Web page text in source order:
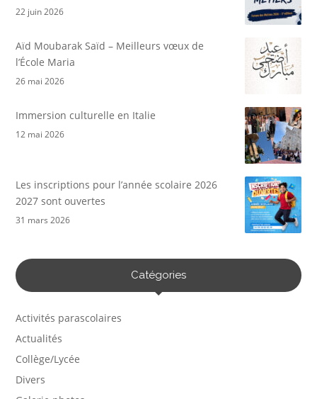
22 juin 2026
Aïd Moubarak Saïd – Meilleurs vœux de
l’École Maria
26 mai 2026
Immersion culturelle en Italie
12 mai 2026
Les inscriptions pour l’année scolaire 2026
2027 sont ouvertes
31 mars 2026
Catégories
Activités parascolaires
Actualités
Collège/Lycée
Divers